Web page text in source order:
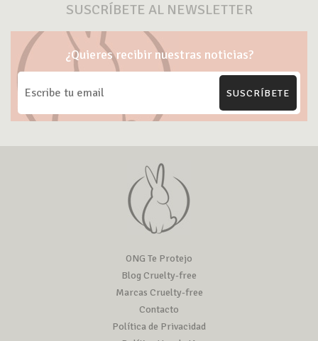
SUSCRÍBETE AL NEWSLETTER
¿Quieres recibir nuestras noticias?
SUSCRÍBETE
ONG Te Protejo
Blog Cruelty-free
Marcas Cruelty-free
Contacto
Política de Privacidad